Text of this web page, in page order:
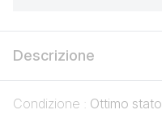
Descrizione
Condizione : Ottimo stato